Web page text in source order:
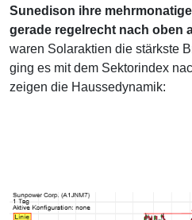
Sunedison ihre
gerade regelrecht nach oben
waren Solaraktien die stärkste
ging es mit dem Sektorindex
zeigen die Haussedynamik: